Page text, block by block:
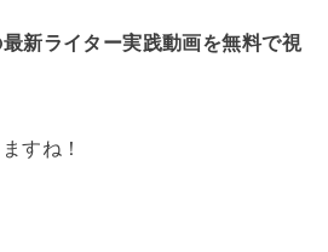
新ライター実践動画を無料で視
すね！